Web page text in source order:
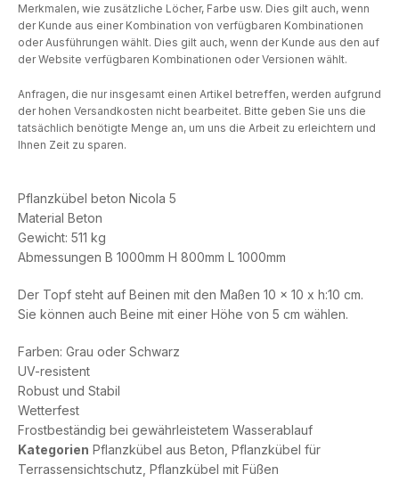
Pflanzkübel beton Nicola 5
Material Beton
Gewicht: 511 kg
Abmessungen B 1000mm H 800mm L 1000mm
Der Topf steht auf Beinen mit den Maßen 10 x 10 x h:10 cm.
Sie können auch Beine mit einer Höhe von 5 cm wählen.
Farben: Grau oder Schwarz
UV-resistent
Robust und Stabil
Wetterfest
Frostbeständig bei gewährleistetem Wasserablauf
Kategorien Pflanzkübel aus Beton Pflanzkübel für
Terrassensichtschutz Pflanzkübel mit Füßen
Merkmalen, wie zusätzliche Löcher, Farbe usw. Dies gilt auch, wenn
der Kunde aus einer Kombination von verfügbaren Kombinationen
oder Ausführungen wählt. Dies gilt auch, wenn der Kunde aus den auf
der Website verfügbaren Kombinationen oder Versionen wählt.
Anfragen, die nur insgesamt einen Artikel betreffen, werden aufgrund
der hohen Versandkosten nicht bearbeitet. Bitte geben Sie uns die
tatsächlich benötigte Menge an, um uns die Arbeit zu erleichtern und
Ihnen Zeit zu sparen.